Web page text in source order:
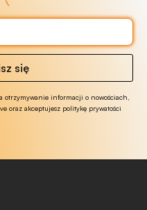
się
otrzymywanie informacji o nowościach,
oraz akceptujesz politykę prywatości